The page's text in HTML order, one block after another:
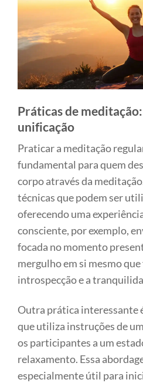
Práticas de
unificação
Praticar a meditação
fundamental para quem
corpo através da
técnicas que podem ser
oferecendo uma
consciente, por exemplo,
focada no momento
mergulho em si mesmo que
introspecção e a
Outra prática interessante
que utiliza instruções de
os participantes a um
relaxamento. Essa
especialmente útil para